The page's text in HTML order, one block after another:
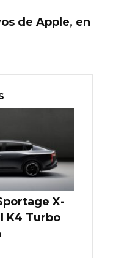
de Apple, en
X-
K4 Turbo